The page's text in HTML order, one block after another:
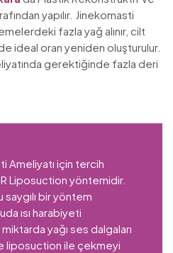
yapılır. Jinekomasti
fazla yağ alınır, cilt
ideal oran yeniden oluşturulur.
gerektiğinde fazla deri
Ameliyatı için tercih
Liposuction yöntemidir.
bir yöntem
ısı harabiyeti
yağı ses dalgaları
liposuction ile çekmeyi